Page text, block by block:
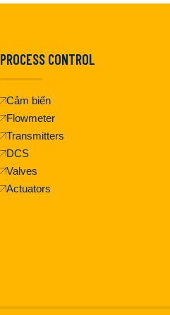
PROCESS CONTROL
Cảm biến
Flowmeter
Transmitters
DCS
Valves
Actuators